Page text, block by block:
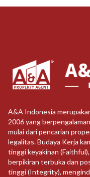
A&A Indonesia
2006 yang
mulai dari pencarian
legalitas. Budaya Kerja
tinggi keyakinan
berpikiran terbuka dan
tinggi (Integrity),